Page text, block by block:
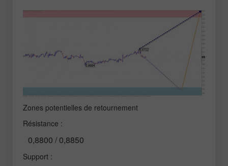
Zones potentielles de retournement
Résistance :
0,8800 / 0,8850
Support :